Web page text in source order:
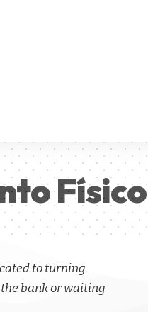
Físico
to turning
bank or waiting